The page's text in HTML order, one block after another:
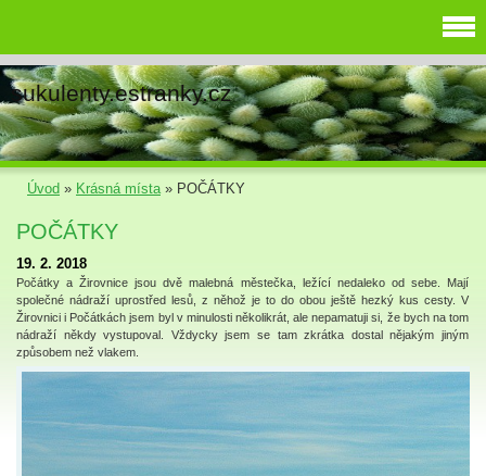
sukulenty.estranky.cz
Úvod » Krásná místa» POČÁTKY
POČÁTKY
19. 2. 2018
Počátky a Žirovnice jsou dvě malebná městečka, ležící nedaleko od sebe. Mají
společné nádraží uprostřed lesů, z něhož je to do obou ještě hezký kus cesty. V
Žirovnici i Počátkách jsem byl v minulosti několikrát, ale nepamatuji si, že bych na tom
nádraží někdy vystupoval. Vždycky jsem se tam zkrátka dostal nějakým jiným
způsobem než vlakem.